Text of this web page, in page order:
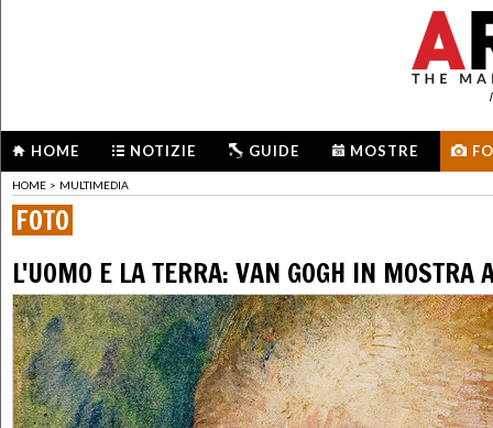
HOME NOTIZIE GUIDE MOSTRE
HOME > MULTIMEDIA
FOTO
L'UOMO E LA TERRA: VAN GOGH IN MOSTRA